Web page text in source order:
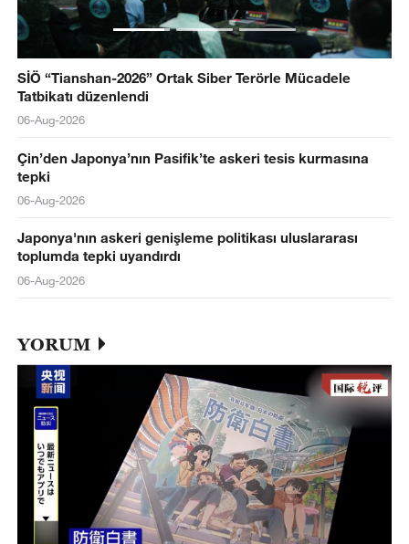
SİÖ “Tianshan-2026” Ortak Siber Terörle Mücadele
Tatbikatı düzenlendi
06-Aug-2026
Çin’den Japonya’nın Pasifik’te askeri tesis kurmasına
tepki
06-Aug-2026
Japonya'nın askeri genişleme politikası uluslararası
toplumda tepki uyandırdı
06-Aug-2026
YORUM